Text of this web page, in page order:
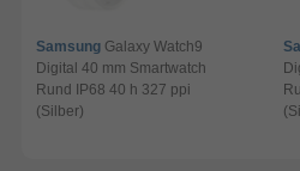
Samsung Galaxy Watch9
Digital 40 mm Smartwatch
Rund IP68 40 h 327 ppi
(Silber)